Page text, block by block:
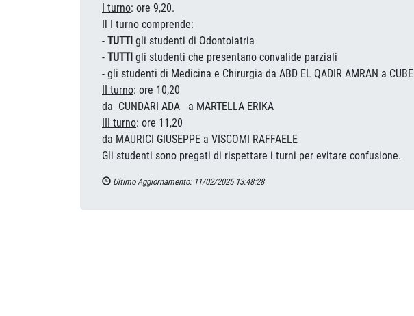
I turno: ore 9,20.
Il I turno comprende:
- TUTTI gli studenti di Odontoiatria
- TUTTI gli studenti che presentano convalide parziali
- gli studenti di Medicina e Chirurgia da ABD EL QADIR AMRAN a
II turno: ore 10,20
da CUNDARI ADA a MARTELLA ERIKA
III turno: ore 11,20
da MAURICI GIUSEPPE a VISCOMI RAFFAELE
Gli studenti sono pregati di rispettare i turni per evitare confusione.
Ultimo Aggiornamento: 11/02/2025 13:48:28